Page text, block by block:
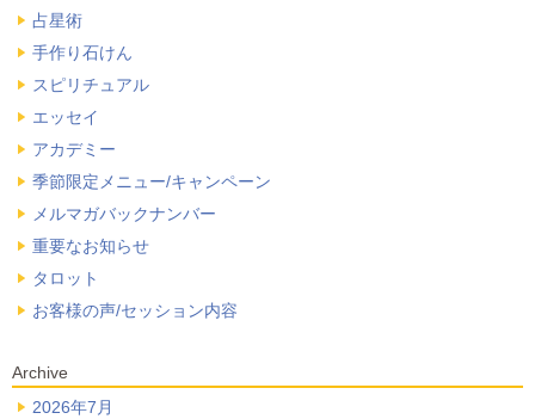
占星術
手作り石けん
スピリチュアル
エッセイ
アカデミー
季節限定メニュー/キャンペーン
メルマガバックナンバー
重要なお知らせ
タロット
お客様の声/セッション内容
Archive
2026年7月